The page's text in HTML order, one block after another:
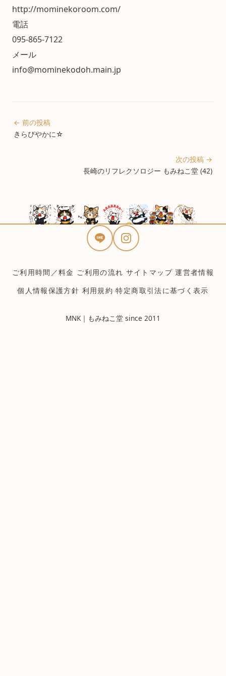
http://mominekoroom.com/
電話
095-865-7122
メール
info@mominekodoh.main.jp
← 前の投稿
きらびやかに☆
次の投稿 →
長崎のリフレクソロジー もみねこ堂 (42)
ご利用時間／料金 ご利用の流れ サイトマップ 運営者情報
個人情報保護方針 利用規約 特定商取引法に基づく表示
MNK｜もみねこ堂 since 2011